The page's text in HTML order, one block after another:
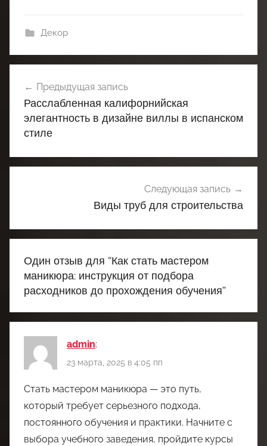
Декор
по
записям
Предыдущая запись
Расслабленная калифорнийская
элегантность в дизайне виллы в испанском
стиле
Следующая запись
Виды труб для строительства
Один отзыв для “Как стать мастером
маникюра: инструкция от подбора
расходников до прохождения обучения”
admin:
23 марта, 2025 в 4:05 пп
Стать мастером маникюра — это путь,
который требует серьезного подхода,
постоянного обучения и практики. Начните с
выбора учебного заведения, пройдите курсы